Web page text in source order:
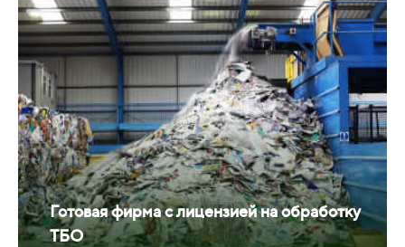
Готовая фирма с лицензией на обработку
ТБО